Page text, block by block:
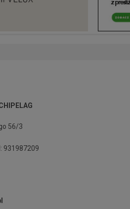
56/3
931987209